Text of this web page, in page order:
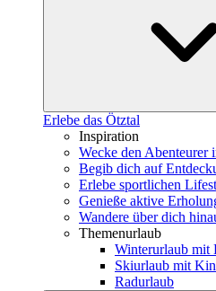
Erlebe das Ötztal
Inspiration
Wecke den Abenteurer
Begib dich auf
Erlebe sportlichen
Genieße aktive
Wandere über dich
Themenurlaub
Winterurlaub mit
Skiurlaub mit
Radurlaub